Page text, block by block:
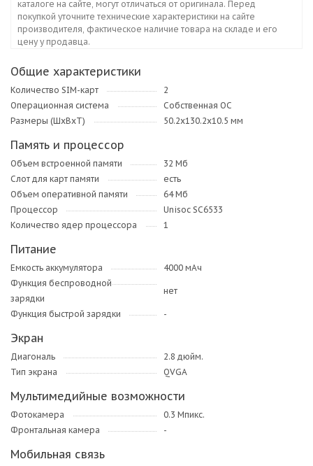
каталоге на сайте, могут отличаться от оригинала. Перед
покупкой уточните технические характеристики на сайте
производителя, фактическое наличие товара на складе и его
цену у продавца.
Общие характеристики
Количество SIM-карт
2
Операционная система
Собственная ОС
Размеры (ШxВxТ)
50.2х130.2х10.5 мм
Память и процессор
Объем встроенной памяти
32 Мб
Слот для карт памяти
есть
Объем оперативной памяти
64 Мб
Процессор
Unisoc SC6533
Количество ядер процессора
1
Питание
Емкость аккумулятора
4000 мАч
Функция беспроводной
зарядки
нет
Функция быстрой зарядки -
Экран
Диагональ
2.8 дюйм.
Тип экрана
QVGA
Мультимедийные возможности
Фотокамера
0.3 Мпикс.
Фронтальная камера
-
Мобильная связь